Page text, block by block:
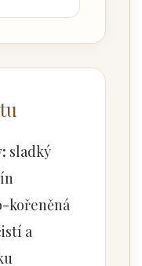
sladký
kořeněná
a